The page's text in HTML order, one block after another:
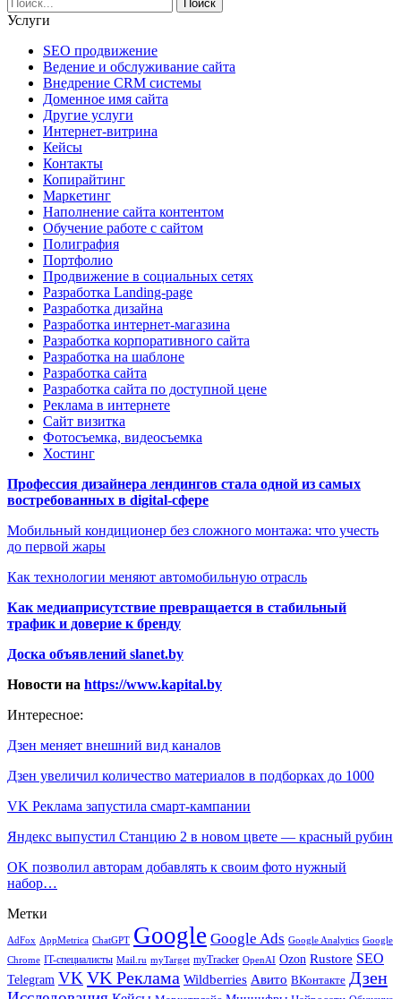
Услуги
SEO продвижение
Ведение и обслуживание сайта
Внедрение CRM системы
Доменное имя сайта
Другие услуги
Интернет-витрина
Кейсы
Контакты
Копирайтинг
Маркетинг
Наполнение сайта контентом
Обучение работе с сайтом
Полиграфия
Портфолио
Продвижение в социальных сетях
Разработка Landing-page
Разработка дизайна
Разработка интернет-магазина
Разработка корпоративного сайта
Разработка на шаблоне
Разработка сайта
Разработка сайта по доступной цене
Реклама в интернете
Сайт визитка
Фотосъемка, видеосъемка
Хостинг
Профессия дизайнера лендингов стала одной из самых
востребованных в digital-сфере
Мобильный кондиционер без сложного монтажа: что учесть
до первой жары
Как технологии меняют автомобильную отрасль
Как медиаприсутствие превращается в стабильный
трафик и доверие к бренду
Доска объявлений slanet.by
Новости на https://www.kapital.by
Интересное:
Дзен меняет внешний вид каналов
Дзен увеличил количество материалов в подборках до 1000
VK Реклама запустила смарт-кампании
Яндекс выпустил Станцию 2 в новом цвете — красный рубин
OK позволил авторам добавлять к своим фото нужный
набор…
Метки
AdFox AppMetrica ChatGPT Google Google Ads Google Analytics Google
Chrome IT-специалисты Mail.ru myTarget myTracker OpenAI Ozon Rustore SEO
Telegram VK VK Реклама Wildberries Авито ВКонтакте Дзен